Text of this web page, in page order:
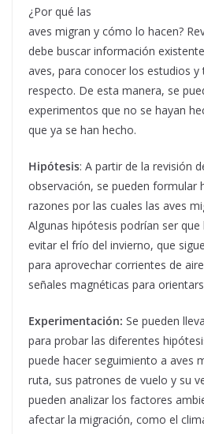
¿Por qué las
aves migran y cómo lo hacen?
debe buscar información
aves, para conocer los estudios y
respecto. De esta manera, se
experimentos que no se hayan
que ya se han hecho.
Hipótesis: A partir de la revisión
observación, se pueden formular
razones por las cuales las aves
Algunas hipótesis podrían ser
evitar el frío del invierno, que
para aprovechar corrientes de
señales magnéticas para
Experimentación: Se pueden
para probar las diferentes
puede hacer seguimiento a aves
ruta, sus patrones de vuelo y su
pueden analizar los factores
afectar la migración, como el